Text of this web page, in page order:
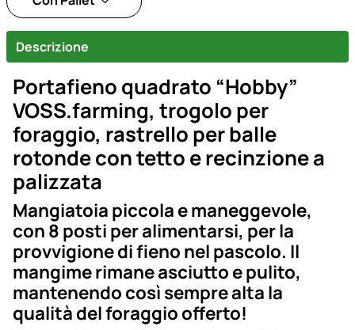
Descrizione
Portafieno quadrato “Hobby”
VOSS.farming, trogolo per
foraggio, rastrello per balle
rotonde con tetto e recinzione a
palizzata
Mangiatoia piccola e maneggevole,
con 8 posti per alimentarsi, per la
provvigione di fieno nel pascolo. Il
mangime rimane asciutto e pulito,
mantenendo così sempre alta la
qualità del foraggio offerto!